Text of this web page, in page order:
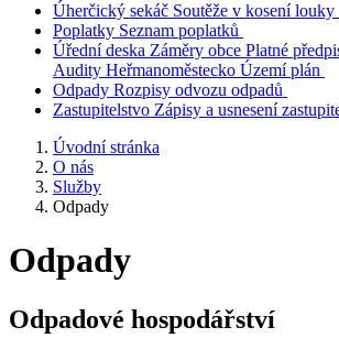
Úherčický sekáč Soutěže v kosení louky
Poplatky Seznam poplatků
Úřední deska Záměry obce Platné
Audity Heřmanoměstecko Území plán
Odpady Rozpisy odvozu odpadů
Zastupitelstvo Zápisy a usnesení
Úvodní stránka
O nás
Služby
Odpady
Odpady
Odpadové hospodářství